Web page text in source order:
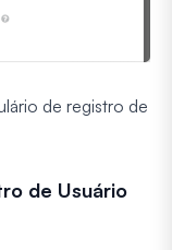
de registro de
de Usuário